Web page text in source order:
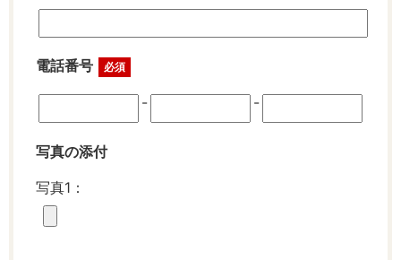
電話番号 必須
- -
写真の添付
写真1：